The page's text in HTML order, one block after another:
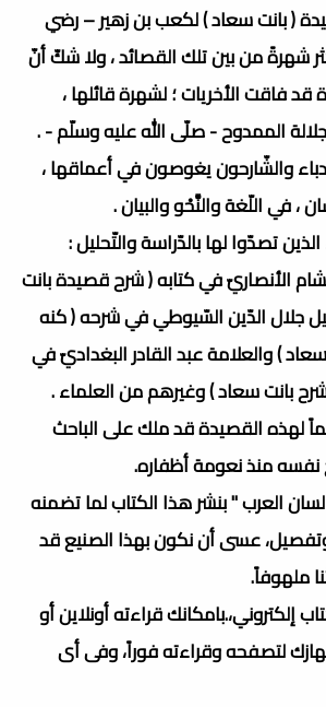
( بانت سعاد ) لكعب بن زهير – رضي
شهرةً من بين تلك القصائد ، ولا شكّ أنّ
فاقت الأخريات ؛ لشهرة قائلها ،
الممدوح - صلّى الله عليه وسلّم - .
والشّارحون يغوصون في أعماقها ،
، في اللّغة والنَّحْو والبيان .
تصدّوا لها بالدّراسة والتّحليل :
الأنصاريّ في كتابه ( شرح قصيدة بانت
جلال الدّين السّيوطي في شرحه ( كنه
) والعلامة عبد القادر البغداديّ في
بانت سعاد ) وغيرهم من العلماء .
لهذه القصيدة قد ملك على الباحث
نفسه منذ نعومة أظفاره.
العرب " بنشر هذا الكتاب لما تضمنه
عسى أن نكون بهذا الصنيع قد
ملهوفاً.
إلكتروني،.بامكانك قراءته أونلاين أو
لتصفحه وقراءته فوراً، وفى أى